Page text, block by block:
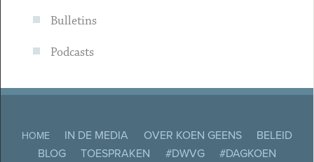
Bulletins
Podcasts
HOME IN DE MEDIA OVER KOEN GEENS
BELEID
BLOG
TOESPRAKEN #DWVG
#DAGKOEN